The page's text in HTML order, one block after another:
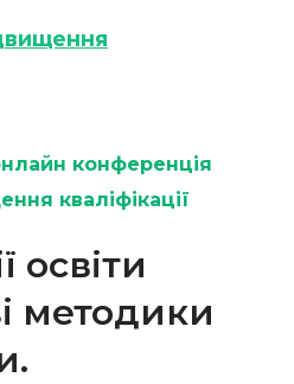
конференція
кваліфікації
освіти
методики